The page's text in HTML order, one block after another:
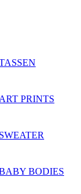
ART PRINTS
SWEATER
BODIES